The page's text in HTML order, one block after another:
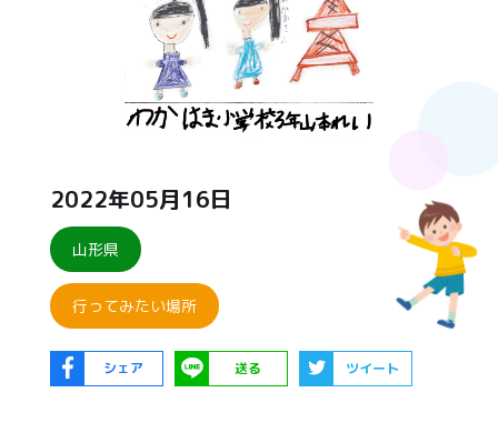
2022年05月16日
山形県
行ってみたい場所
シェア 送る ツイート